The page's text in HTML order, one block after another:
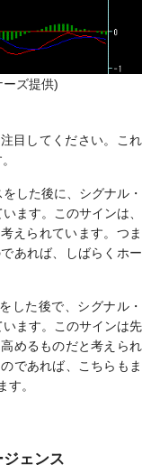
ズ提供)
目してください。これ
した後に、シグナル・
ます。このサインは、
えられています。つま
あれば、しばらくホー
した後で、シグナル・
ます。このサインは先
めるものだと考えられ
であれば、こちらもま
。
ジェンス